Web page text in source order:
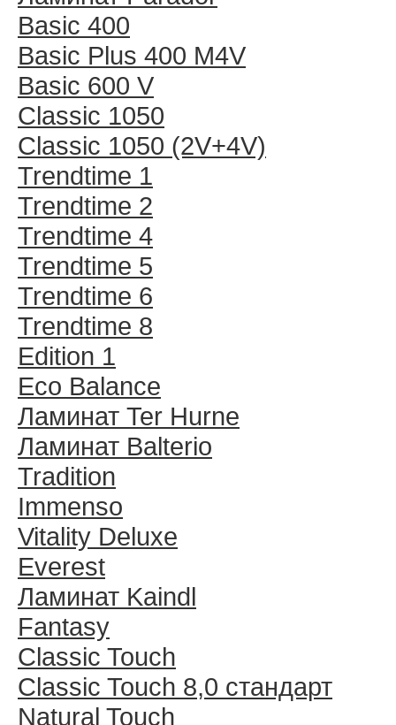
Basic 400
Basic Plus 400 M4V
Basic 600 V
Classic 1050
Classic 1050 (2V+4V)
Trendtime 1
Trendtime 2
Trendtime 4
Trendtime 5
Trendtime 6
Trendtime 8
Edition 1
Eco Balance
Ламинат Ter Hurne
Ламинат Balterio
Tradition
Immenso
Vitality Deluxe
Everest
Ламинат Kaindl
Fantasy
Classic Touch
Classic Touch 8,0 стандарт
Natural Touch